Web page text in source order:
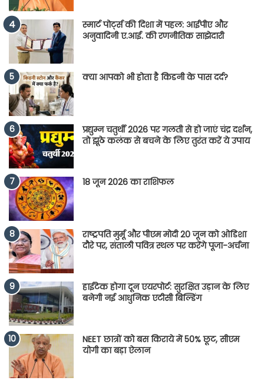
स्मार्ट पोर्ट्स की दिशा में पहल: आईपीए और
अनुवादिनी ए.आई. की रणनीतिक साझेदारी
क्या आपको भी होता है किडनी के पास दर्द?
प्रद्युम्न चतुर्थी 2026 पर गलती से हो जाएं चंद्र दर्शन,
तो झूठे कलंक से बचने के लिए तुरंत करें ये उपाय
18 जून 2026 का राशिफल
राष्ट्रपति मुर्मू और पीएम मोदी 20 जून को ओडिशा
दौरे पर, संताली पवित्र स्थल पर करेंगे पूजा-अर्चना
हाईटेक होगा दून एयरपोर्ट: सुरक्षित उड़ान के लिए
बनेगी नई आधुनिक एटीसी बिल्डिंग
NEET छात्रों को बस किराये में 50% छूट, सीएम
योगी का बड़ा ऐलान